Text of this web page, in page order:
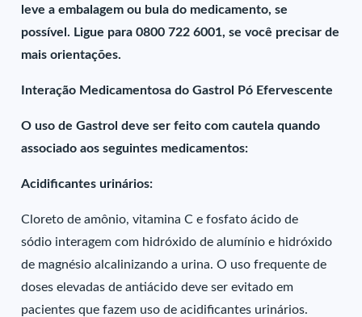
leve a embalagem ou bula do medicamento, se
possível. Ligue para 0800 722 6001, se você precisar de
mais orientações.
Interação Medicamentosa do Gastrol Pó Efervescente
O uso de Gastrol deve ser feito com cautela quando
associado aos seguintes medicamentos:
Acidificantes urinários:
Cloreto de amônio, vitamina C e fosfato ácido de
sódio interagem com hidróxido de alumínio e hidróxido
de magnésio alcalinizando a urina. O uso frequente de
doses elevadas de antiácido deve ser evitado em
pacientes que fazem uso de acidificantes urinários.